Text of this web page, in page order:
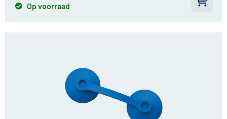
Op voorraad